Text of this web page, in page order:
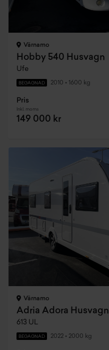
Värnamo
Hobby 540 Husvagn
Ufe
BEGAGNAD 2010 • 1600 kg
Pris
Inkl. moms
149 000 kr
Värnamo
Adria Adora Husvagn
613 UL
BEGAGNAD 2022 • 2000 kg